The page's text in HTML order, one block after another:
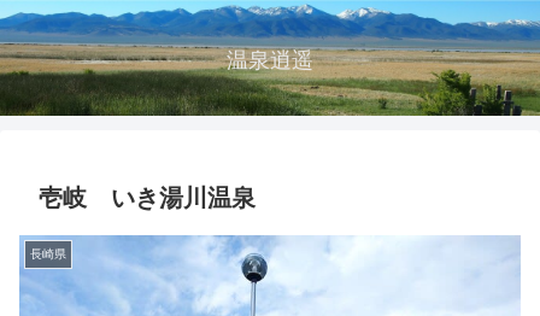
温泉逍遥
壱岐 いき湯川温泉
長崎県